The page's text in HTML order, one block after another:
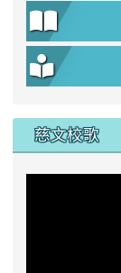
慈文校歌